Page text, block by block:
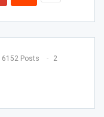
Posts 2